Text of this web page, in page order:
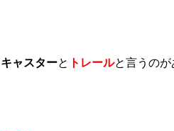
キャスターと ト レールと言うの